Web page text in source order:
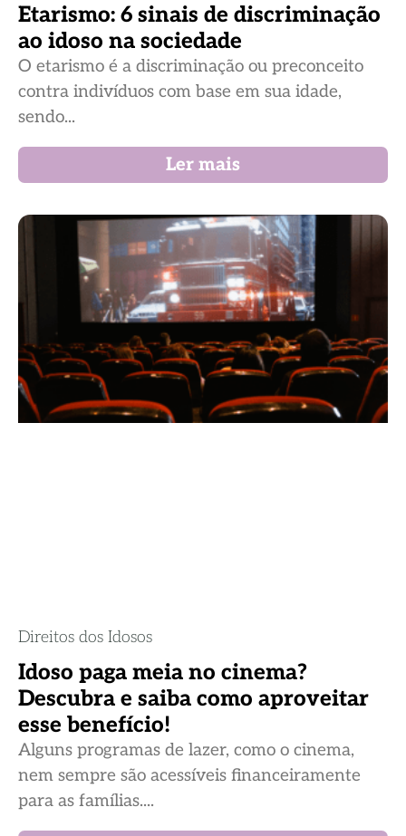
Etarismo: 6 sinais de discriminação
ao idoso na sociedade
O etarismo é a discriminação ou preconceito
contra indivíduos com base em sua idade,
sendo...
Ler mais
Direitos dos Idosos
Idoso paga meia no cinema?
Descubra e saiba como aproveitar
esse benefício!
Alguns programas de lazer, como o cinema,
nem sempre são acessíveis financeiramente
para as famílias....